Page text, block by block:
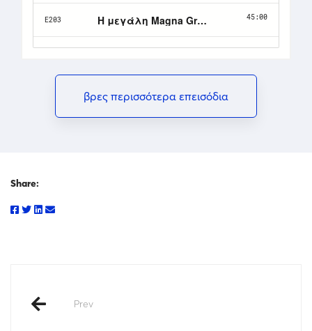
βρες περισσότερα επεισόδια
Share:
Prev